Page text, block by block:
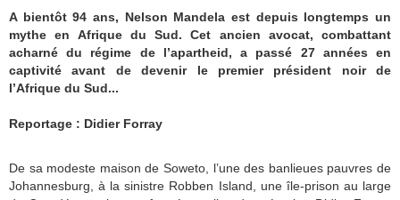
A bientôt 94 ans, Nelson Mandela est depuis longtemps un
mythe en Afrique du Sud. Cet ancien avocat, combattant
acharné du régime de l’apartheid, a passé 27 années en
captivité avant de devenir le premier président noir de
l’Afrique du Sud...
Reportage : Didier Forray
De sa modeste maison de Soweto, l’une des banlieues pauvres de
Johannesburg, à la sinistre Robben Island, une île-prison au large